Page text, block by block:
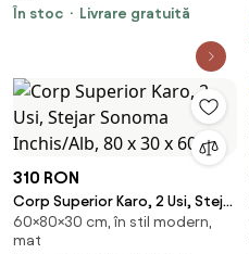
În stoc
Livrare gratuită
310 RON
Corp Superior Karo, 2 Usi, Stejar
Sonoma Inchis/Alb, 80 x 30 x 60
cm
60×80×30 cm, în stil modern,
mat